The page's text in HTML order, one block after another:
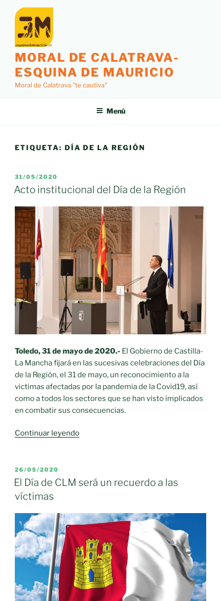
contenido
MORAL DE CALATRAVA-
ESQUINA DE MAURICIO
Moral de Calatrava "te cautiva"
Menú
ETIQUETA: DÍA DE LA REGIÓN
PUBLICADO
EL
31/05/2020
Acto institucional del Día de la Región
Toledo, 31 de mayo de 2020.- El Gobierno de Castilla-
La Mancha fijará en las sucesivas celebraciones del Día
de la Región, el 31 de mayo, un reconocimiento a la
victimas afectadas por la pandemia de la Covid19, así
como a todos los sectores que se han visto implicados
en combatir sus consecuencias.
Continuar leyendo«Acto
de
PUBLICADO
EL
26/05/2020
El Día de CLM será un recuerdo a las
víctimas